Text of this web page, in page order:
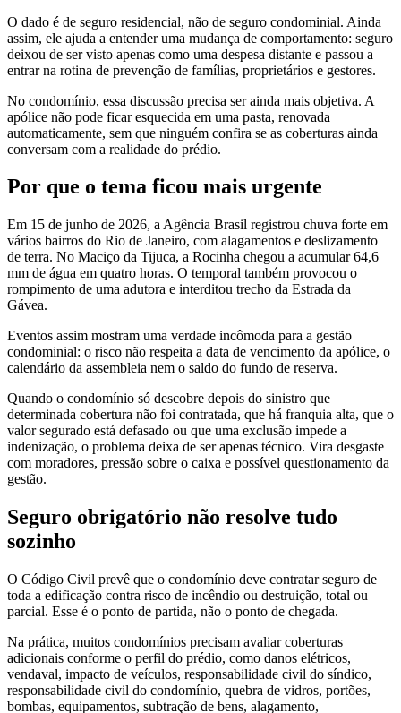
O dado é de seguro residencial, não de seguro condominial. Ainda
assim, ele ajuda a entender uma mudança de comportamento: seguro
deixou de ser visto apenas como uma despesa distante e passou a
entrar na rotina de prevenção de famílias, proprietários e gestores.
No condomínio, essa discussão precisa ser ainda mais objetiva. A
apólice não pode ficar esquecida em uma pasta, renovada
automaticamente, sem que ninguém confira se as coberturas ainda
conversam com a realidade do prédio.
Por que o tema ficou mais urgente
Em 15 de junho de 2026, a Agência Brasil registrou chuva forte em
vários bairros do Rio de Janeiro, com alagamentos e deslizamento
de terra. No Maciço da Tijuca, a Rocinha chegou a acumular 64,6
mm de água em quatro horas. O temporal também provocou o
rompimento de uma adutora e interditou trecho da Estrada da
Gávea.
Eventos assim mostram uma verdade incômoda para a gestão
condominial: o risco não respeita a data de vencimento da apólice, o
calendário da assembleia nem o saldo do fundo de reserva.
Quando o condomínio só descobre depois do sinistro que
determinada cobertura não foi contratada, que há franquia alta, que o
valor segurado está defasado ou que uma exclusão impede a
indenização, o problema deixa de ser apenas técnico. Vira desgaste
com moradores, pressão sobre o caixa e possível questionamento da
gestão.
Seguro obrigatório não resolve tudo
sozinho
O Código Civil prevê que o condomínio deve contratar seguro de
toda a edificação contra risco de incêndio ou destruição, total ou
parcial. Esse é o ponto de partida, não o ponto de chegada.
Na prática, muitos condomínios precisam avaliar coberturas
adicionais conforme o perfil do prédio, como danos elétricos,
vendaval, impacto de veículos, responsabilidade civil do síndico,
responsabilidade civil do condomínio, quebra de vidros, portões,
bombas, equipamentos, subtração de bens, alagamento,